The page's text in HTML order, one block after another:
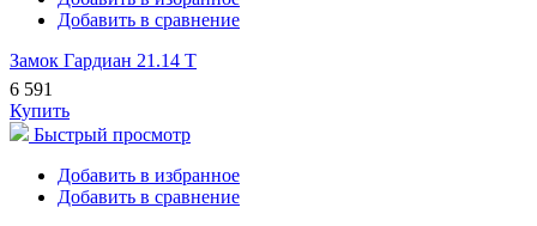
Добавить в сравнение
Замок Гардиан 21.14 Т
6 591
Купить
Быстрый просмотр
Добавить в избранное
Добавить в сравнение